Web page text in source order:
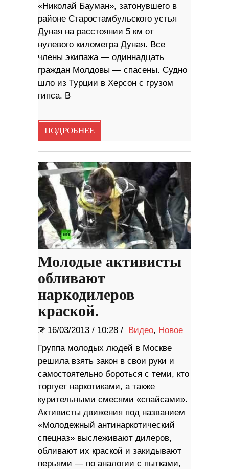
«Николай Бауман», затонувшего в
районе Старостамбульского устья
Дуная на расстоянии 5 км от
нулевого километра Дуная. Все
члены экипажа — одиннадцать
граждан Молдовы — спасены. Судно
шло из Турции в Херсон с грузом
гипса. В
ПОДРОБНЕЕ
Молодые активисты
обливают
наркодилеров
краской.
16/03/2013 / 10:28 / Видео, Новое
Группа молодых людей в Москве
решила взять закон в свои руки и
самостоятельно бороться с теми, кто
торгует наркотиками, а также
курительными смесями «спайсами».
Активисты движения под названием
«Молодежный антинаркотический
спецназ» выслеживают дилеров,
обливают их краской и закидывают
перьями — по аналогии с пытками,